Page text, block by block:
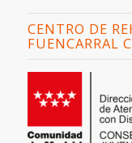
CENTRO DE
FUENCARRAL